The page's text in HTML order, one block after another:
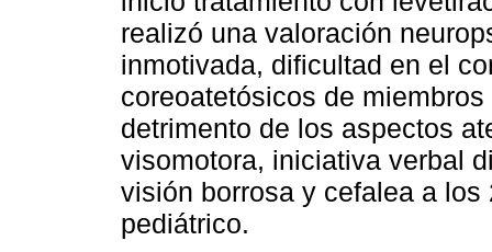
realizó una valoración
inmotivada, dificultad en el
coreoatetósicos de
detrimento de los aspectos
visomotora, iniciativa verbal
visión borrosa y cefalea a
pediátrico.